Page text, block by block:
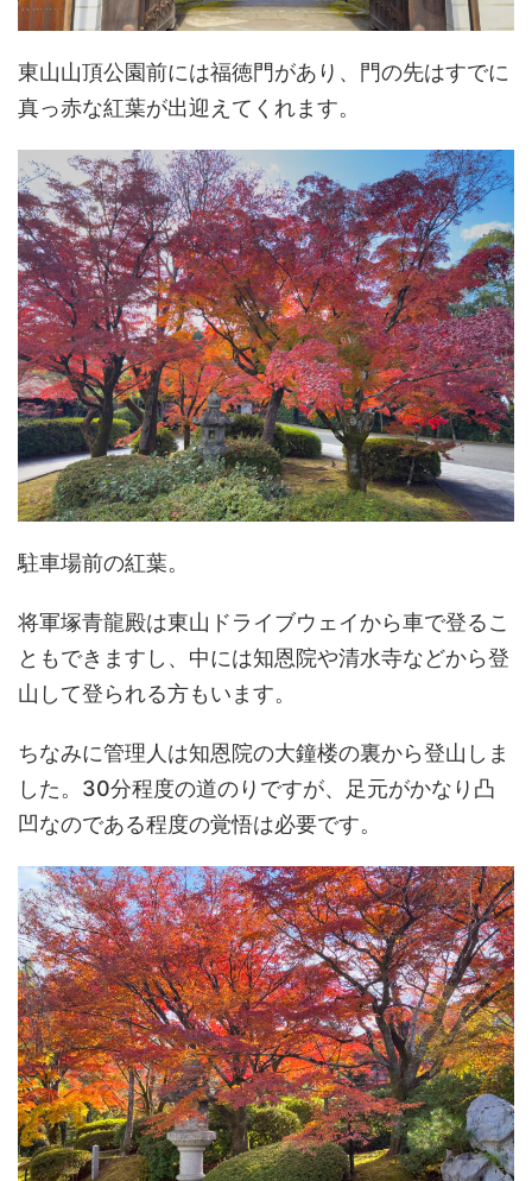
東山山頂公園前には福徳門があり、門の先はすでに
真っ赤な紅葉が出迎えてくれます。
駐車場前の紅葉。
将軍塚青龍殿は東山ドライブウェイから車で登るこ
ともできますし、中には知恩院や清水寺などから登
山して登られる方もいます。
ちなみに管理人は知恩院の大鐘楼の裏から登山しま
した。30分程度の道のりですが、足元がかなり凸
凹なのである程度の覚悟は必要です。